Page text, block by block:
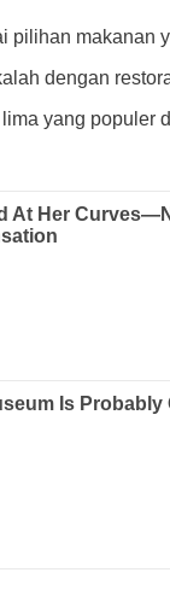
makanan
dengan
yang populer